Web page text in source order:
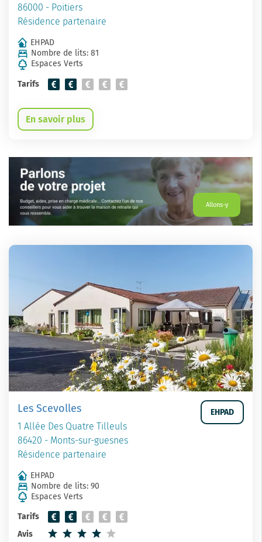
86000 - Poitiers
Résidence partenaire
EHPAD
Nombre de lits: 81
Espaces Verts
Tarifs
En savoir plus
Allons-y
Les Scevolles
1 Allée Des Quatre Tilleuls
86420 - Monts-sur-guesnes
Résidence partenaire
EHPAD
EHPAD
Nombre de lits: 90
Espaces Verts
Tarifs
Avis